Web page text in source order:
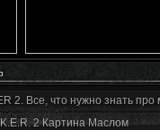
2. Все, что нужно знать
2 Картина Маслом